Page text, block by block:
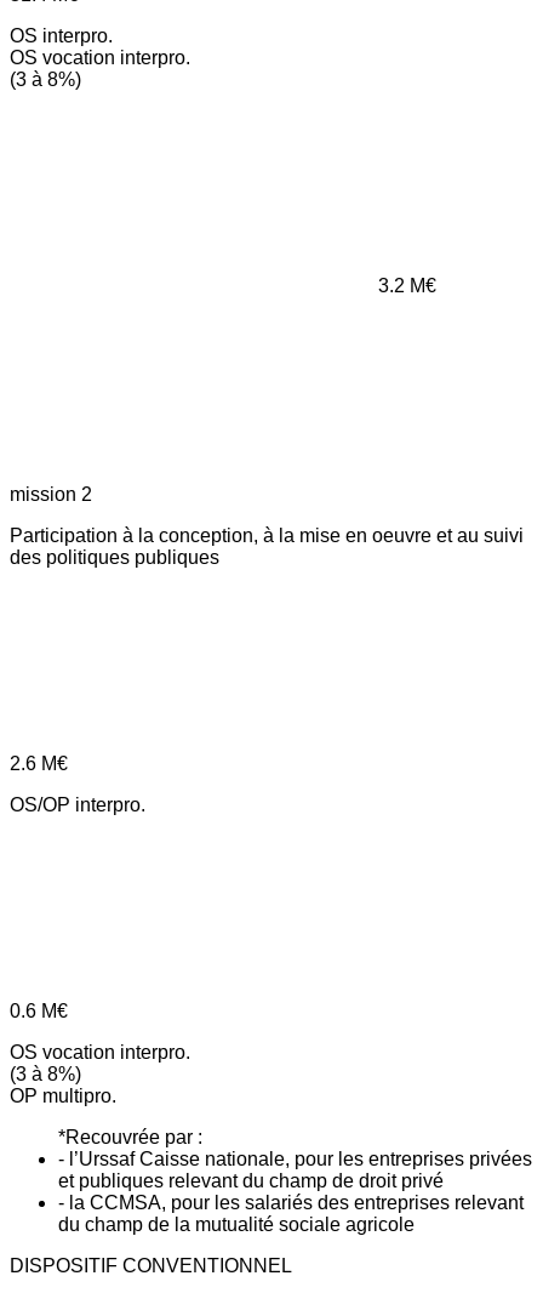
OS interpro.
OS vocation interpro.
(3 à 8%)
3.2 M€
mission 2
Participation à la conception, à la mise en oeuvre et au suivi
des politiques publiques
2.6 M€
OS/OP interpro.
0.6 M€
OS vocation interpro.
(3 à 8%)
OP multipro.
*Recouvrée par :
- l’Urssaf Caisse nationale, pour les entreprises privées
et publiques relevant du champ de droit privé
- la CCMSA, pour les salariés des entreprises relevant
du champ de la mutualité sociale agricole
DISPOSITIF CONVENTIONNEL